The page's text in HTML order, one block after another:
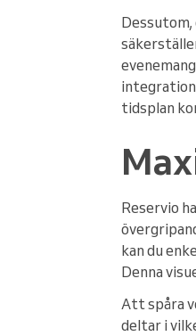
Dessutom,
integration
tidsplan
Reservio
kan du
Denna
Att spåra
deltar i